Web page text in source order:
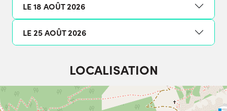
LE 18 AOÛT 2026
LE 25 AOÛT 2026
LOCALISATION